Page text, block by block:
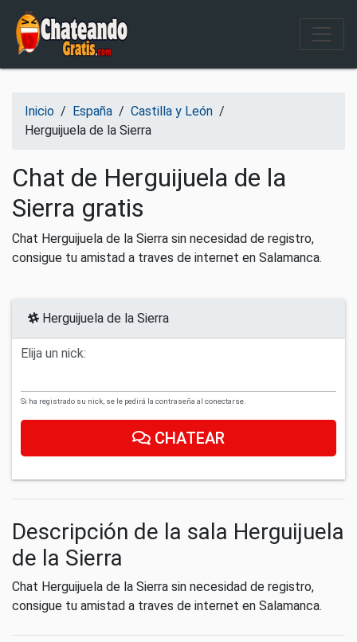
Salir del contenido
Inicio / España / Castilla y León /
Herguijuela de la Sierra
Chat de Herguijuela de la
Sierra gratis
Chat Herguijuela de la Sierra sin necesidad de registro,
consigue tu amistad a traves de internet en Salamanca.
Herguijuela de la Sierra
Elija un nick:
Si ha registrado su nick, se le pedirá la contraseña al conectarse.
CHATEAR
Descripción de la sala Herguijuela
de la Sierra
Chat Herguijuela de la Sierra sin necesidad de registro,
consigue tu amistad a traves de internet en Salamanca.